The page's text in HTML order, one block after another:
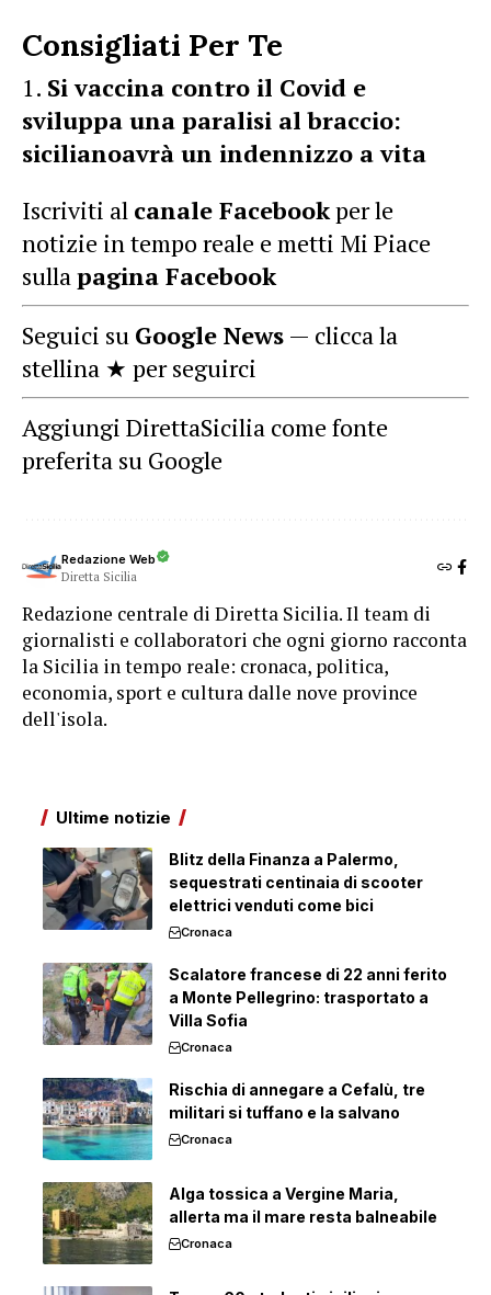
Consigliati Per Te
Si vaccina contro il Covid e
sviluppa una paralisi al braccio:
sicilianoavrà un indennizzo a vita
Iscriviti al canale Facebookper le
notizie in tempo reale e metti Mi Piace
sullapagina Facebook
Seguici su Google News — clicca la
stellina ★ per seguirci
Aggiungi DirettaSicilia come fonte
preferita su Google
Redazione Web
Diretta Sicilia
Redazione centrale di Diretta Sicilia. Il team di
giornalisti e collaboratori che ogni giorno racconta
la Sicilia in tempo reale: cronaca, politica,
economia, sport e cultura dalle nove province
dell'isola.
Ultime notizie
Blitz della Finanza a Palermo,
sequestrati centinaia di scooter
elettrici venduti come bici
Cronaca
Scalatore francese di 22 anni ferito
a Monte Pellegrino: trasportato a
Villa Sofia
Cronaca
Rischia di annegare a Cefalù, tre
militari si tuffano e la salvano
Cronaca
Alga tossica a Vergine Maria,
allerta ma il mare resta balneabile
Cronaca